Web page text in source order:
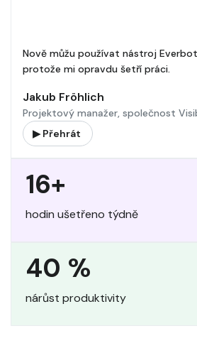
Nově můžu používat nástroj
protože mi opravdu šetří práci.
Jakub Fröhlich
Projektový manažer, společnost
▶ Přehrát
16+
hodin ušetřeno týdně
40 %
nárůst produktivity